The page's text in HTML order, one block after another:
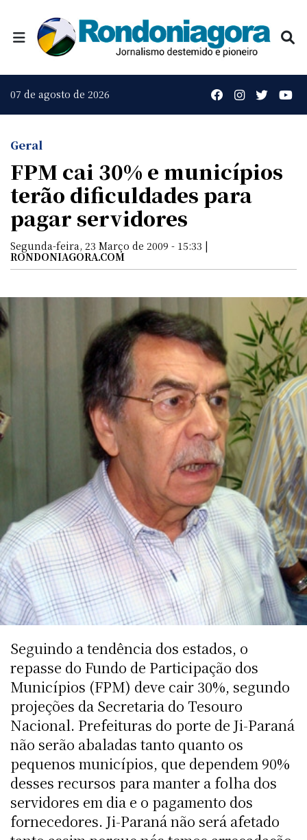
07 de agosto de 2026
Geral
FPM cai 30% e municípios
terão dificuldades para
pagar servidores
Segunda-feira, 23 Março de 2009 - 15:33 |
RONDONIAGORA.COM
Seguindo a tendência dos estados, o
repasse do Fundo de Participação dos
Municípios (FPM) deve cair 30%, segundo
projeções da Secretaria do Tesouro
Nacional. Prefeituras do porte de Ji-Paraná
não serão abaladas tanto quanto os
pequenos municípios, que dependem 90%
desses recursos para manter a folha dos
servidores em dia e o pagamento dos
fornecedores. Ji-Paraná não será afetado